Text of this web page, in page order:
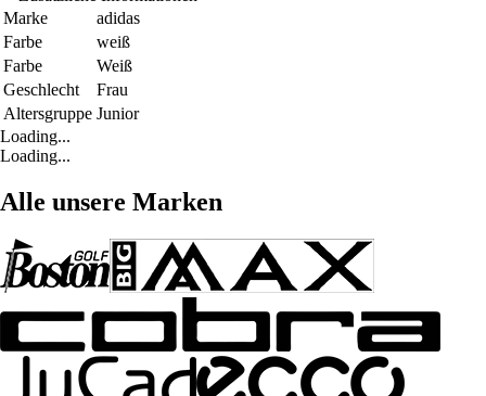
Marke
adidas
Farbe
weiß
Farbe
Weiß
Geschlecht
Frau
Altersgruppe Junior
Loading...
Loading...
Alle unsere Marken